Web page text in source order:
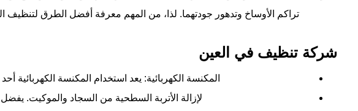
تراكم الأوساخ وتدهور جودتهما. لذا، من المهم معرفة أفضل الطرق
شركة تنظيف في العين
المكنسة الكهربائية: يعد استخدام المكنسة الكهربائية
لإزالة الأتربة السطحية من السجاد والموكيت.